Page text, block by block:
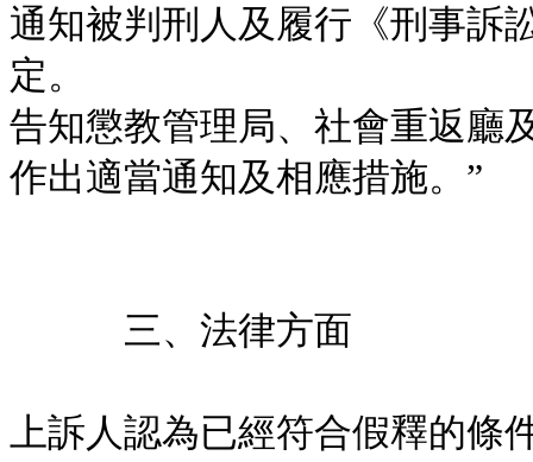
通知被判刑人及履行《刑事訴
定。
告知懲教管理局、社會重返廳
作出適當通知及相應措施。”
三、法律方面
上訴人認為已經符合假釋的條